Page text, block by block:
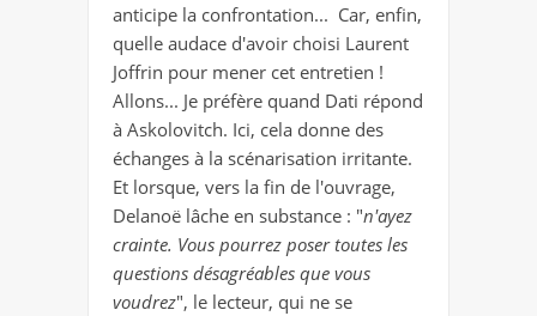
anticipe la confrontation... Car, enfin,
quelle audace d'avoir choisi Laurent
Joffrin pour mener cet entretien !
Allons... Je préfère quand Dati répond
à Askolovitch. Ici, cela donne des
échanges à la scénarisation irritante.
Et lorsque, vers la fin de l'ouvrage,
Delanoë lâche en substance : "n'ayez
crainte. Vous pourrez poser toutes les
questions désagréables que vous
voudrez", le lecteur, qui ne se